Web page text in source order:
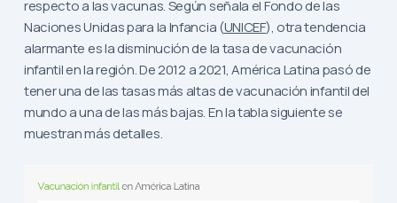
respecto a las vacunas. Según señala el Fondo de las
Naciones Unidas para la Infancia (UNICEF), otra tendencia
alarmante es la disminución de la tasa de vacunación
infantil en la región. De 2012 a 2021, América Latina pasó de
tener una de las tasas más altas de vacunación infantil del
mundo a una de las más bajas. En la tabla siguiente se
muestran más detalles.